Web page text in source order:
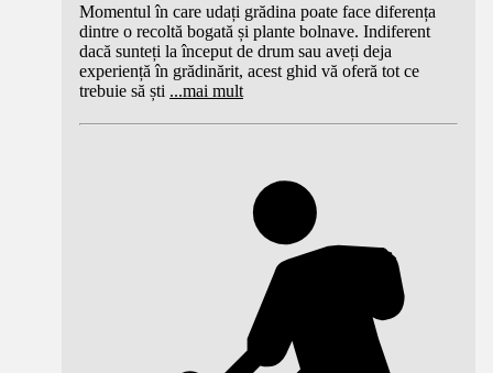
Momentul în care udați grădina poate face diferența
dintre o recoltă bogată și plante bolnave. Indiferent
dacă sunteți la început de drum sau aveți deja
experiență în grădinărit, acest ghid vă oferă tot ce
trebuie să ști ...mai mult